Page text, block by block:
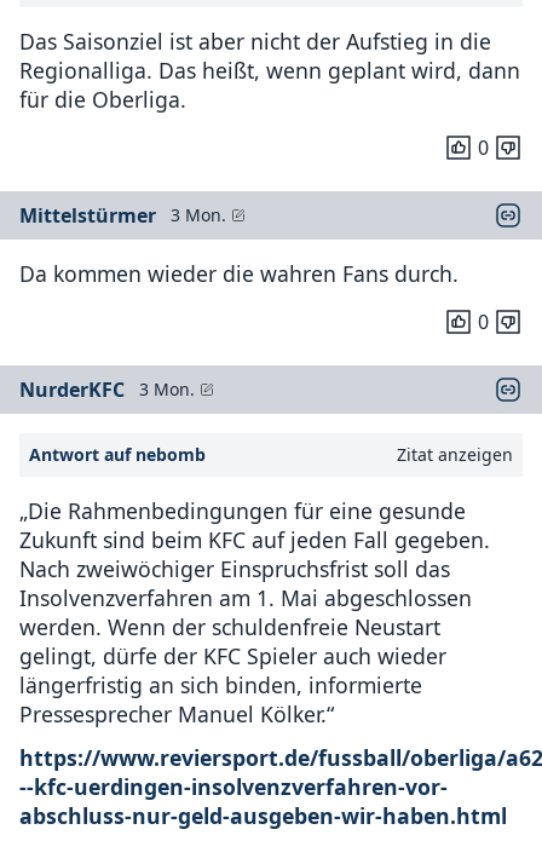
Das Saisonziel ist aber nicht der Aufstieg in die
Regionalliga. Das heißt, wenn geplant wird, dann
für die Oberliga.
0
Mittelstürmer 3 Mon.
Da kommen wieder die wahren Fans durch.
0
NurderKFC 3 Mon.
Antwort auf nebomb Zitat anzeigen
„Die Rahmenbedingungen für eine gesunde
Zukunft sind beim KFC auf jeden Fall gegeben.
Nach zweiwöchiger Einspruchsfrist soll das
Insolvenzverfahren am 1. Mai abgeschlossen
werden. Wenn der schuldenfreie Neustart
gelingt, dürfe der KFC Spieler auch wieder
längerfristig an sich binden, informierte
Pressesprecher Manuel Kölker.“
https://www.reviersport.de/fussball/oberliga/
--kfc-uerdingen-insolvenzverfahren-vor-
abschluss-nur-geld-ausgeben-wir-haben.html